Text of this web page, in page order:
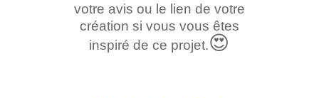
votre avis ou le lien de votre
création si vous vous êtes
inspiré de ce projet.😍